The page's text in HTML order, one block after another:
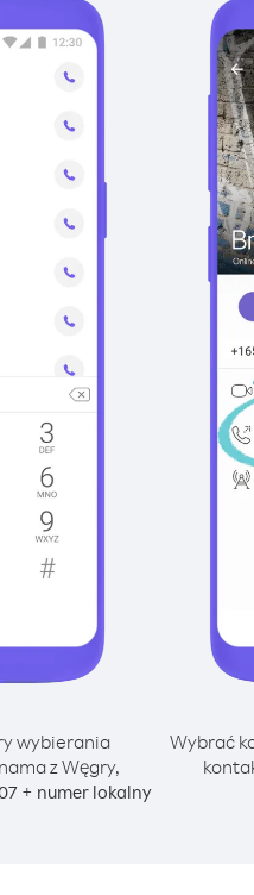
wybierania
z Węgry,
+ numer lokalny
Wybrać